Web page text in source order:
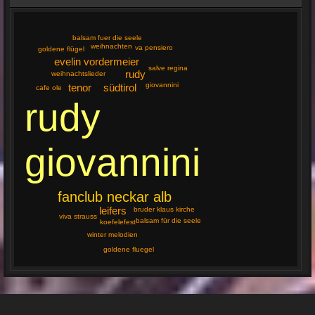
rudy
giovannini
fanclub neckar alb
südtirol
tenor
leifers
rudy
evelin vordermeier
weihnachtslieder
koefelefest
giovannini
viva strauss
winter melodien
weihnachten
balsam fuer die seele
balsam für die seele
salve regina
va pensiero
cafe ole
goldene flügel
goldene fluegel
bruder klaus kirche